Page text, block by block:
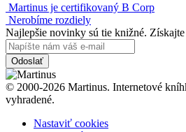
Martinus je certifikovaný B Corp
Nerobíme rozdiely
Najlepšie novinky sú tie knižné.
Odoslať
© 2000-2026 Martinus. Internetové
vyhradené.
Nastaviť cookies